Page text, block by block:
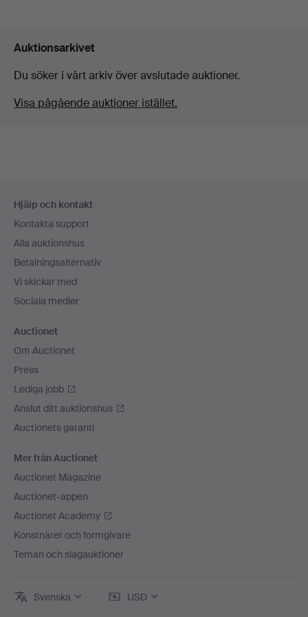
Auktionsarkivet
Du söker i vårt arkiv över avslutade auktioner.
Visa pågående auktioner istället.
Hjälp och kontakt
Kontakta support
Alla auktionshus
Betalningsalternativ
Vi skickar med
Sociala medier
Auctionet
Om Auctionet
Press
Lediga jobb
Anslut ditt auktionshus
Auctionets garanti
Mer från Auctionet
Auctionet Magazine
Auctionet-appen
Auctionet Academy
Konstnärer och formgivare
Teman och slagauktioner
Svenska USD